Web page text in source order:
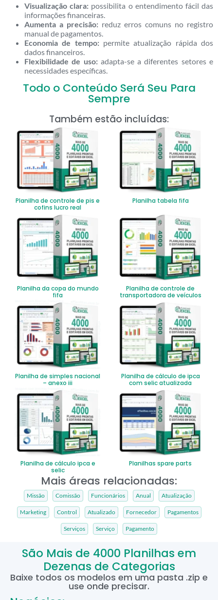
Visualização clara: possibilita o entendimento fácil das
informações financeiras.
Aumenta a precisão: reduz erros comuns no registro
manual de pagamentos.
Economia de tempo:permite atualização rápida dos
dados financeiros.
Flexibilidade de uso:adapta-se a diferentes setores e
necessidades específicas.
Todo o Conteúdo Será Seu Para
Sempre
Também estão incluídas:
Planilha de controle de pis e
cofins lucro real
Planilha tabela fifa
Planilha da copa do mundo
fifa
Planilha de controle de
transportadora de veículos
Planilha de simples nacional
– anexo iii
Planilha de cálculo de ipca
com selic atualizada
Planilha de cálculo ipca e
selic
Planilhas spare parts
Mais áreas relacionadas:
Missão Comissão Funcionários Anual Atualização
Marketing Control Atualizado Fornecedor Pagamentos
Serviços Serviço Pagamento
São Mais de 4000 Planilhas em
Dezenas de Categorias
Baixe todos os modelos em uma pasta .zip e
use onde precisar.